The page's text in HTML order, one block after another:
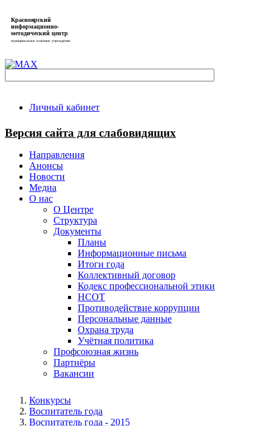
Красноярский
информационно-
методический центр
муниципальное казённое учреждение
Личный кабинет
Версия сайта для слабовидящих
Направления
Анонсы
Новости
Медиа
О нас
О Центре
Структура
Документы
Планы
Информационные письма
Итоги года
Коллективный договор
Кодекс профессиональной этики
НСОТ
Противодействие коррупции
Персональные данные
Охрана труда
Учётная политика
Профсоюзная жизнь
Партнёры
Вакансии
Конкурсы
Воспитатель года
Воспитатель года - 2015